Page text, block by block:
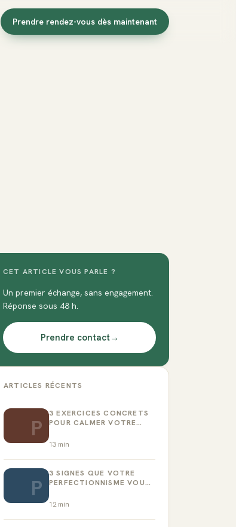
Prendre rendez-vous dès maintenant
CET ARTICLE VOUS PARLE ?
Un premier échange, sans engagement.
Réponse sous 48 h.
Prendre contact→
ARTICLES RÉCENTS
P
3 EXERCICES CONCRETS
POUR CALMER VOTRE
13 min
P
3 SIGNES QUE VOTRE
PERFECTIONNISME VOUS
12min